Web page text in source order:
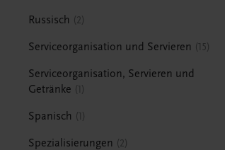
Russisch 2
Serviceorganisation und Servieren 15
Serviceorganisation, Servieren und
Getränke
1
Spanisch 1
Spezialisierungen 2